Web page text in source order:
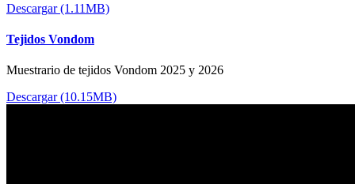
Descargar (1.11MB)
Tejidos Vondom
Muestrario de tejidos Vondom 2025 y 2026
Descargar (10.15MB)